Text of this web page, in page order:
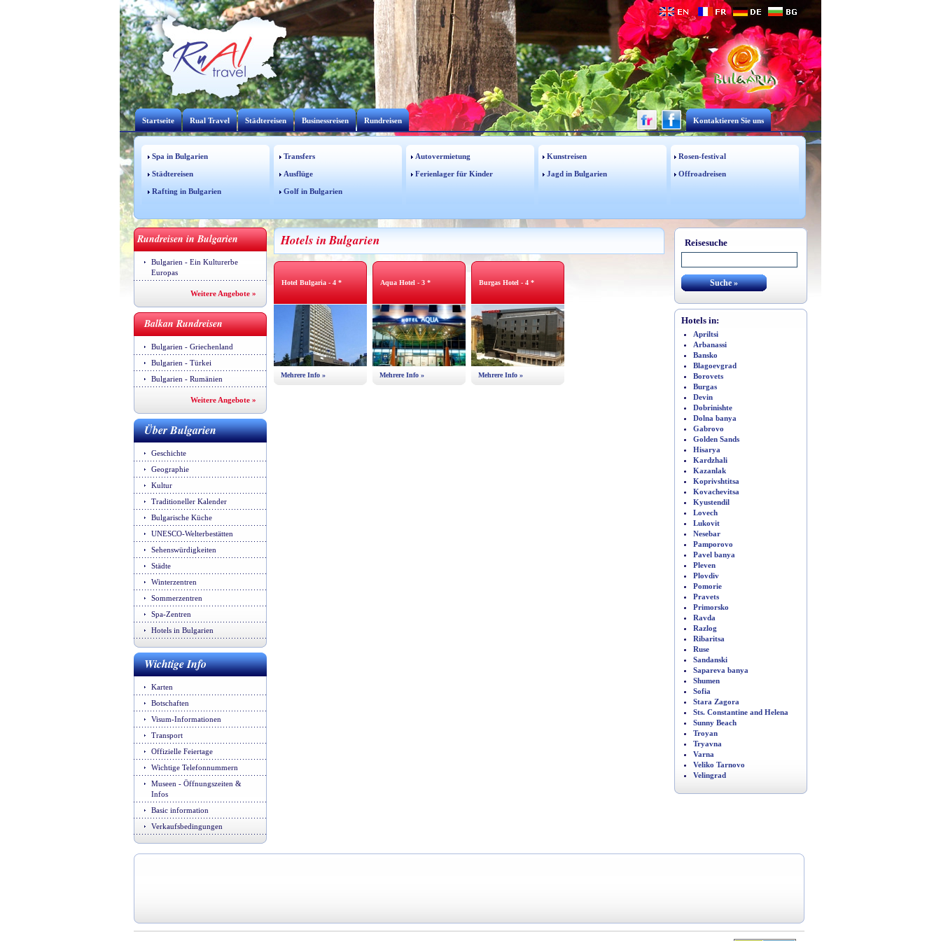
Startseite Rual Travel Städtereisen Businessreisen Rundreisen Kontaktieren Sie uns
Spa in Bulgarien Transfers Autovermietung Kunstreisen Rosen-festival
Städtereisen Ausflüge Ferienlager für Kinder Jagd in Bulgarien Offroadreisen
Rafting in Bulgarien Golf in Bulgarien
Rundreisen in Bulgarien
Bulgarien - Ein Kulturerbe
Europas
Weitere Angebote »
Balkan Rundreisen
Bulgarien - Griechenland
Bulgarien - Türkei
Bulgarien - Rumänien
Weitere Angebote »
Über Bulgarien
Geschichte
Geographie
Kultur
Traditioneller Kalender
Bulgarische Küche
UNESCO-Welterbestätten
Sehenswürdigkeiten
Städte
Winterzentren
Sommerzentren
Spa-Zentren
Hotels in Bulgarien
Wichtige Info
Karten
Botschaften
Visum-Informationen
Transport
Offizielle Feiertage
Wichtige Telefonnummern
Museen - Öffnungszeiten &
Infos
Basic information
Verkaufsbedingungen
Hotels in Bulgarien
Hotel Bulgaria - 4 *
Mehrere Info »
Aqua Hotel - 3 *
Mehrere Info »
Burgas Hotel - 4 *
Mehrere Info »
Reisesuche
Hotels in:
Apriltsi
Arbanassi
Bansko
Blagoevgrad
Borovets
Burgas
Devin
Dobrinishte
Dolna banya
Gabrovo
Golden Sands
Hisarya
Kardzhali
Kazanlak
Koprivshtitsa
Kovachevitsa
Kyustendil
Lovech
Lukovit
Nesebar
Pamporovo
Pavel banya
Pleven
Plovdiv
Pomorie
Pravets
Primorsko
Ravda
Razlog
Ribaritsa
Ruse
Sandanski
Sapareva banya
Shumen
Sofia
Stara Zagora
Sts. Constantine and Helena
Sunny Beach
Troyan
Tryavna
Varna
Veliko Tarnovo
Velingrad